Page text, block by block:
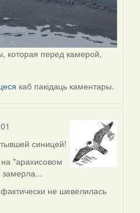
которая перед камерой,
каб пакідаць каментары.
синицей!
"арахисовом
замерла...
не шевелилась